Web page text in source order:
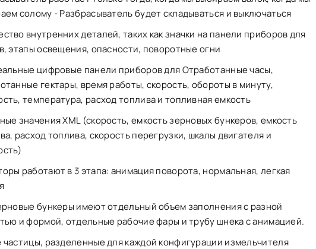
солому - Разбрасыватель будет складываться и выключаться
внутренних деталей, таких как значки на панели приборов для
этапы освещения, опасности, поворотные огни
цифровые панели приборов для Отработанные часы,
гектары, время работы, скорость, обороты в минуту,
температура, расход топлива и топливная емкость
значения XML (скорость, емкость зерновых бункеров, емкость
расход топлива, скорость перегрузки, шкалы двигателя и
работают в 3 этапа: анимация поворота, нормальная, легкая
бункеры имеют отдельный объем заполнения с разной
и формой, отдельные рабочие фары и трубу шнека с анимацией.
частицы, разделенные для каждой конфигурации измельчителя